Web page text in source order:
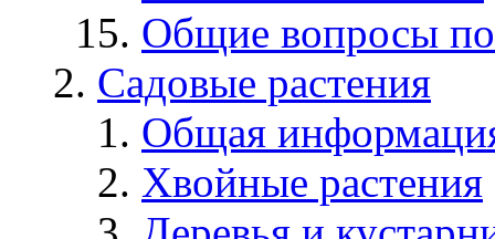
Общие вопросы
Садовые растения
Общая
Хвойные растения